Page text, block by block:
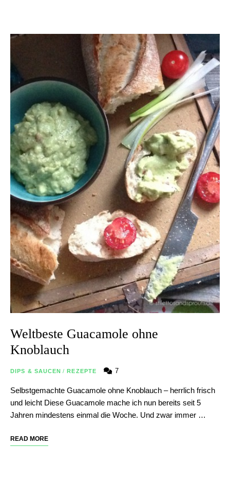
Weltbeste Guacamole ohne
Knoblauch
DIPS & SAUCEN / REZEPTE 7
Selbstgemachte Guacamole ohne Knoblauch – herrlich frisch
und leicht Diese Guacamole mache ich nun bereits seit 5
Jahren mindestens einmal die Woche. Und zwar immer …
READ MORE